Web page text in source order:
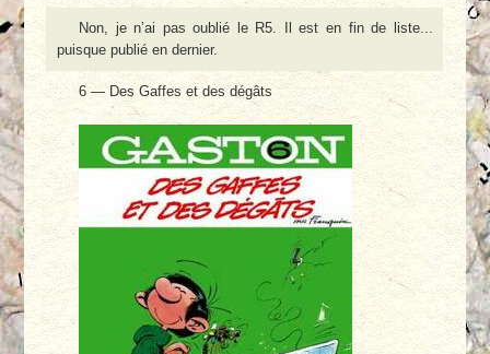
Non, je n’ai pas oublié le R5. Il est en fin de liste...
puisque publié en dernier.
6 — Des Gaffes et des dégâts